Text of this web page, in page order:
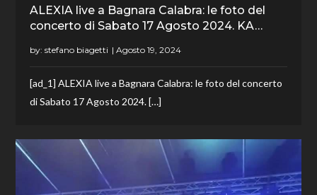
ALEXIA live a Bagnara Calabra: le foto del
concerto di Sabato 17 Agosto 2024. KA…
by:stefano biagetti
[ad_1] ALEXIA live a Bagnara Calabra: le foto del concerto
di Sabato 17 Agosto 2024. […]